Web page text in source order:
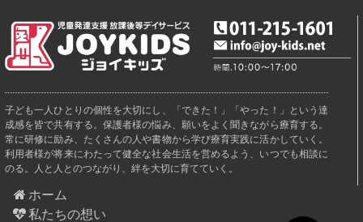
子ども一人ひとりの個性を大切にし、「できた！」「やった！」という達
成感を皆で共有する。保護者様の悩み、願いをよく聞きながら療育する。
常に研修に励み、たくさんの人や書物から学び療育実践に活かしていく。
利用者様が将来にわたって健全な社会生活を営めるよう、いつでも相談に
のる。人と人とのつながり、絆を大切に育てていく。
ホーム
私たちの想い